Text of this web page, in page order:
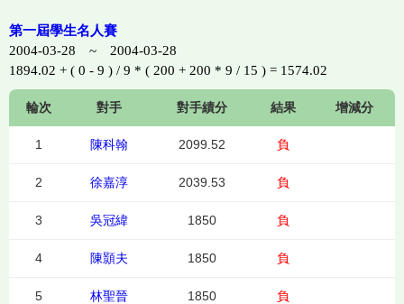
第一屆學生名人賽
2004-03-28 ~ 2004-03-28
1894.02 + ( 0 - 9 ) / 9 * ( 200 + 200 * 9 / 15 ) = 1574.02
輪次 對手 對手績分 結果 增減分
1 陳科翰 2099.52 負
2 徐嘉淳 2039.53 負
3 吳冠緯 1850 負
4 陳顥夫 1850 負
5 林聖晉 1850 負